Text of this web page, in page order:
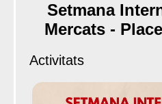
Setmana
Mercats -
Activitats